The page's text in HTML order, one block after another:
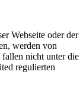
Webseite oder der
werden von
fallen nicht unter die
regulierten